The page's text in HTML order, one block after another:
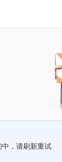
中，请刷新重试